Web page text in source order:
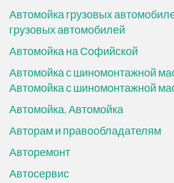
Автомойка грузовых
грузовых автомобилей
Автомойка на Софийской
Автомойка с шиномонтажной
Автомойка с шиномонтажной
Автомойка, Автомойка
Авторам и правообладателям
Авторемонт
Автосервис